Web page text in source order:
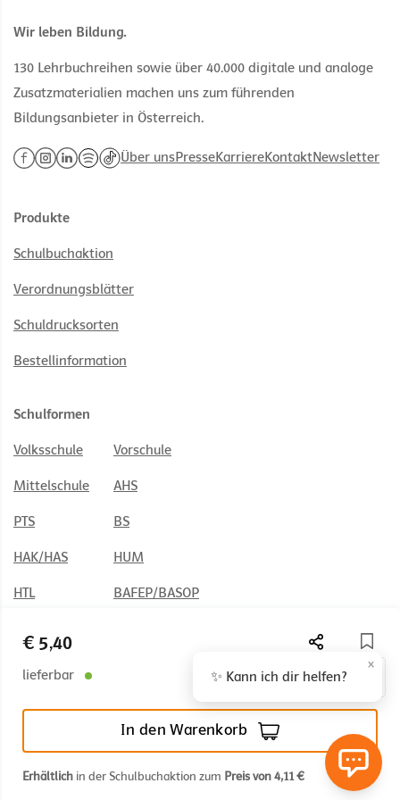
€ 5,40
lieferbar
In den Warenkorb
Erhältlich in der Schulbuchaktion zum Preis von 4,11 €
Wir leben Bildung.
130 Lehrbuchreihen sowie über 40.000 digitale und analoge
Zusatzmaterialien machen uns zum führenden
Bildungsanbieter in Österreich.
Über unsPresseKarriereKontaktNewsletter
Produkte
Schulbuchaktion
Verordnungsblätter
Schuldrucksorten
Bestellinformation
Schulformen
Volksschule Vorschule
Mittelschule AHS
PTS BS
HAK/HAS HUM
HTL BAFEP/BASOP
© 2026 Österreichischer Bundesverlag Schulbuch GmbH & Co. KG,
Impressum AGB
Nutzungsbedingungen
Cookie Einstellungen
✨ Kann ich dir helfen?
×